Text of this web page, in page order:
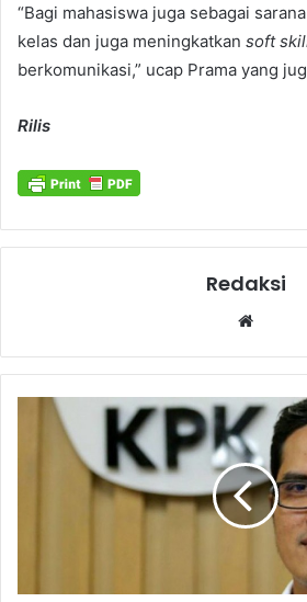
“Bagi mahasiswa juga sebagai
kelas dan juga meningkatkan soft
berkomunikasi,” ucap Prama yang
Rilis
Redaksi